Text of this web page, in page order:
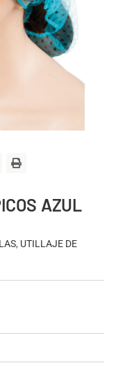
AZUL
, UTILLAJE DE